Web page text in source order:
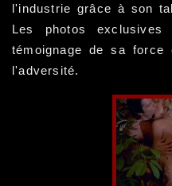
l'industrie grâce à son
Les photos
témoignage de sa
l'adversité.